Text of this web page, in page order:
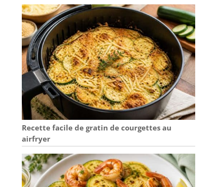
Recette facile de gratin de courgettes au
airfryer